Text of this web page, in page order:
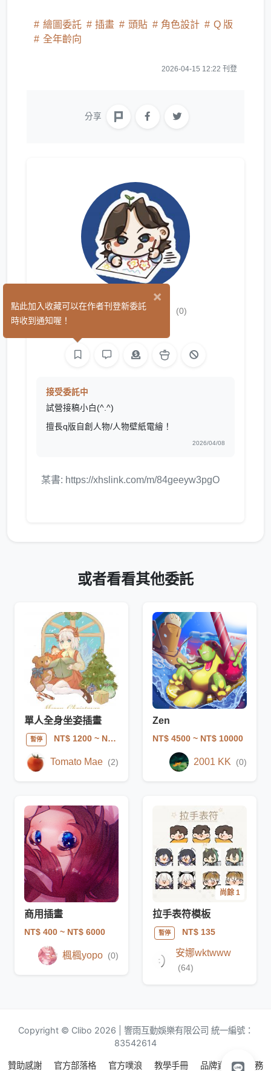
繪圖委託 插畫 頭貼 角色設計
Q 版
全年齡向
2026-04-15 12:22 刊登
分享
沙發馬鈴薯 (0)
接受委託中
試營接稿小白(^.^)
擅長q版自創人物/人物壁紙電繪！
2026/04/08
某書: https://xhslink.com/m/84geeyw3pgO
或者看看其他委託
單人全身坐姿插畫
暫停 NT$ 1200~ NT$ 1800
Tomato Mae (2)
Zen
NT$ 4500 ~ NT$ 10000
2001 KK (0)
商用插畫
NT$ 400 ~ NT$ 6000
楓楓yopo (0)
尚餘 1
拉手表符模板
暫停 NT$ 135
安娜wktwww
(64)
Copyright © Clibo 2026 | 響雨互動娛樂有限公司 統一編號：
83542614
贊助感謝 官方部落格 官方噗浪 教學手冊 品牌資源 服務
×
點此加入收藏可以在作者刊登新委託
時收到通知喔！